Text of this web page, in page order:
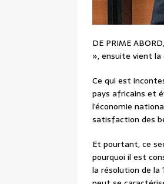
DE PRIME
», ensuite vient
Ce qui est
pays africains et
l’économie
satisfaction des
Et pourtant, ce
pourquoi il est
la résolution de la